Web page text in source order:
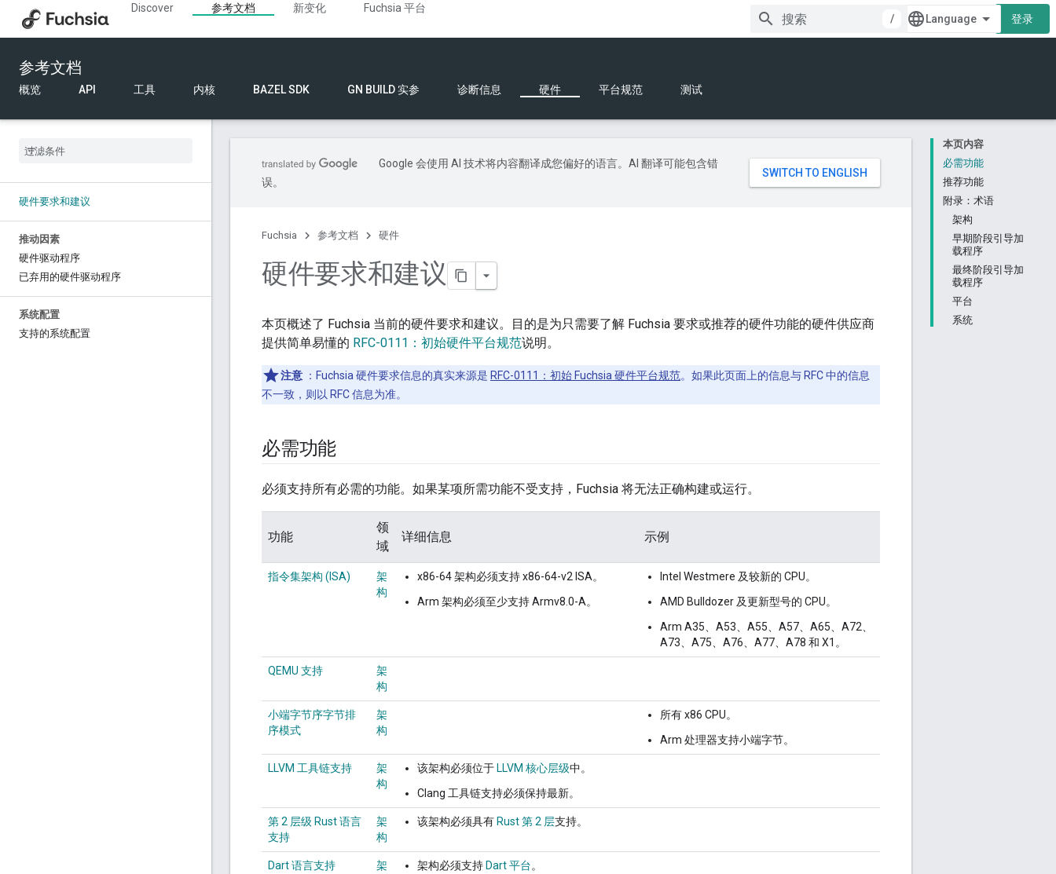
Discover 参考文档 新变化
Fuchsia 平台
/
登录
参考文档
概览 API 工具 内核 BAZEL SDK GN BUILD 实参 诊断信息 硬件 平台规范 测试
硬件要求和建议
推动因素
硬件驱动程序
已弃用的硬件驱动程序
系统配置
支持的系统配置
本页内容
必需功能
推荐功能
附录：术语
架构
早期阶段引导加
载程序
最终阶段引导加
载程序
平台
系统
Google 会使用 AI 技术将内容翻译成您偏好的语言。AI 翻译可能包含错
误。
Fuchsia 参考文档 硬件
硬件要求和建议
本页概述了 Fuchsia 当前的硬件要求和建议。目的是为只需要了解 Fuchsia 要求或推荐的硬件功能的硬件供应商
提供简单易懂的 RFC-0111：初始硬件平台规范说明。
注意 ：Fuchsia 硬件要求信息的真实来源是 RFC-0111：初始 Fuchsia 硬件平台规范。如果此页面上的信息与 RFC 中的信息
不一致，则以 RFC 信息为准。
必需功能
必须支持所有必需的功能。如果某项所需功能不受支持，Fuchsia 将无法正确构建或运行。
功能
领
域
详细信息 示例
指令集架构 (ISA)
架
构
x86-64 架构必须支持 x86-64-v2 ISA。
Arm 架构必须至少支持 Armv8.0-A。
Intel Westmere 及较新的 CPU。
AMD Bulldozer 及更新型号的 CPU。
Arm A35、A53、A55、A57、A65、A72、
A73、A75、A76、A77、A78 和 X1。
QEMU 支持
架
构
小端字节序字节排
序模式
架
构
所有 x86 CPU。
Arm 处理器支持小端字节。
LLVM 工具链支持
架
构
该架构必须位于 LLVM 核心层级中。
Clang 工具链支持必须保持最新。
第 2 层级 Rust 语言
支持
架
构
该架构必须具有 Rust 第 2 层支持。
Dart 语言支持
架
架构必须支持 Dart 平台。